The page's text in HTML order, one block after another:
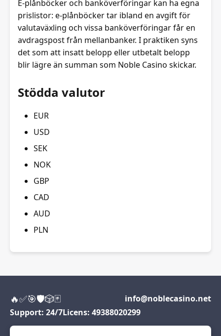
E-plånböcker och banköverföringar kan ha egna
prislistor: e-plånböcker tar ibland en avgift för
valutaväxling och vissa banköverföringar får en
avdragspost från mellanbanker. I praktiken syns
det som att insatt belopp eller utbetalt belopp
blir lägre än summan som Noble Casino skickar.
Stödda valutor
EUR
USD
SEK
NOK
GBP
CAD
AUD
PLN
🔥✅🎯🛡️🎲🃏
info@noblecasino.net
Support: 24/7Licens: 49388020299